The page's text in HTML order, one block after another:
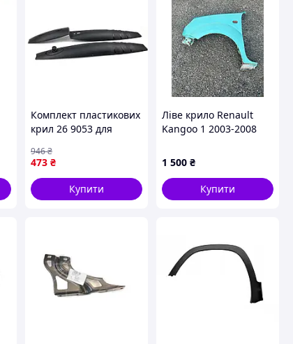
Комплект пластикових
крил 26 9053 для
частини ТМ КОЛІСО
для захисту
автомобіля
473 ₴
946₴
Купити
Ліве крило Renault
Kangoo 1 2003-2008
1 500 ₴
Купити